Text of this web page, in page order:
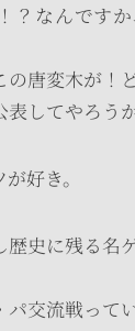
？なんです
の唐変木が！
してやろう
好き。
歴史に残る名
パ交流戦って